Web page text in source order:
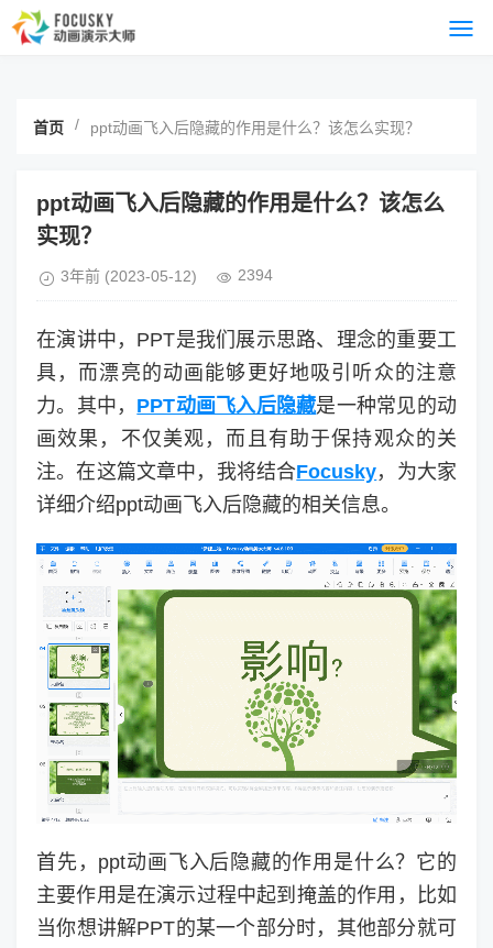
首页 / ppt动画飞入后隐藏的作用是什么？该怎么实现？
ppt动画飞入后隐藏的作用是什么？该怎么
实现？
3年前 (2023-05-12) 2394
在演讲中，PPT是我们展示思路、理念的重要工
具，而漂亮的动画能够更好地吸引听众的注意
力。其中， PPT动画飞入后隐藏是一种常见的动
画效果，不仅美观，而且有助于保持观众的关
注。在这篇文章中，我将结合Focusky，为大家
详细介绍ppt动画飞入后隐藏的相关信息。
首先，ppt动画飞入后隐藏的作用是什么？它的
主要作用是在演示过程中起到掩盖的作用，比如
当你想讲解PPT的某一个部分时，其他部分就可